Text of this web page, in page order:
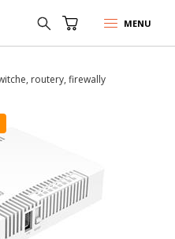
MENU
routery, firewally